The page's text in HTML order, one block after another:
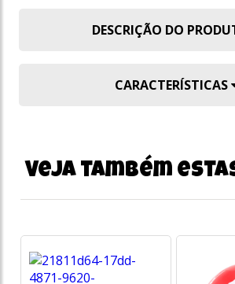
DESCRIÇÃO DO
CARACTERÍSTICAS
Veja também